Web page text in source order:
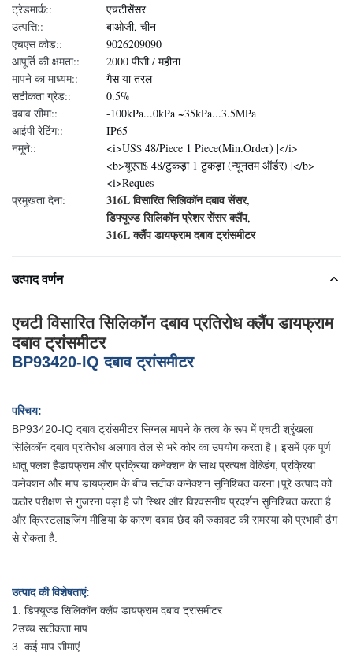
ट्रेडमार्क::
एचटीसेंसर
उत्पत्ति::
बाओजी, चीन
एचएस कोड::
9026209090
आपूर्ति की क्षमता::
2000 पीसी / महीना
मापने का माध्यम::
गैस या तरल
सटीकता ग्रेड::
0.5%
दबाव सीमा::
-100kPa...0kPa ~35kPa...3.5MPa
आईपी रेटिंग::
IP65
नमूने::
<i>US$ 48/Piece 1 Piece(Min.Order) |</i>
<b>यूएस$ 48/टुकड़ा 1 टुकड़ा (न्यूनतम ऑर्डर) |</b>
<i>Reques
प्रमुखता देना:
316L विसारित सिलिकॉन दबाव सेंसर,
डिफ्यूज्ड सिलिकॉन प्रेशर सेंसर क्लैंप,
316L क्लैंप डायफ्राम दबाव ट्रांसमीटर
उत्पाद वर्णन
एचटी विसारित सिलिकॉन दबाव प्रतिरोध क्लैंप डायफ्राम
दबाव ट्रांसमीटर
BP93420-IQ दबाव ट्रांसमीटर
परिचय:
BP93420-IQ दबाव ट्रांसमीटर सिग्नल मापने के तत्व के रूप में एचटी श्रृंखला
सिलिकॉन दबाव प्रतिरोध अलगाव तेल से भरे कोर का उपयोग करता है। इसमें एक पूर्ण
धातु फ्लश हैडायफ्राम और प्रक्रिया कनेक्शन के साथ प्रत्यक्ष वेल्डिंग, प्रक्रिया
कनेक्शन और माप डायफ्राम के बीच सटीक कनेक्शन सुनिश्चित करना।पूरे उत्पाद को
कठोर परीक्षण से गुजरना पड़ा है जो स्थिर और विश्वसनीय प्रदर्शन सुनिश्चित करता है
और क्रिस्टलाइजिंग मीडिया के कारण दबाव छेद की रुकावट की समस्या को प्रभावी ढंग
से रोकता है.
उत्पाद की विशेषताएं:
1. डिफ्यूज्ड सिलिकॉन क्लैंप डायफ्राम दबाव ट्रांसमीटर
2उच्च सटीकता माप
3. कई माप सीमाएं